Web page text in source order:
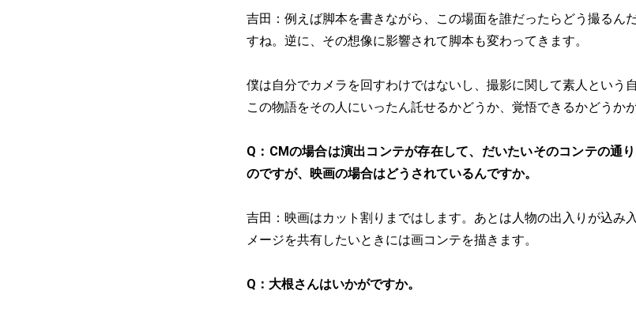
吉田：例えば脚本を書きながら、この場面を誰だったらどう撮るん
すね。逆に、その想像に影響されて脚本も変わってきます。
僕は自分でカメラを回すわけではないし、撮影に関して素人という
この物語をその人にいったん託せるかどうか、覚悟できるかどうか
Q：CMの場合は演出コンテが存在して、だいたいそのコンテの通
のですが、映画の場合はどうされているんですか。
吉田：映画はカット割りまではします。あとは人物の出入りが込み
メージを共有したいときには画コンテを描きます。
Q：大根さんはいかがですか。